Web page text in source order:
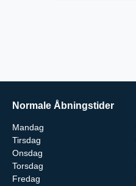
Normale Åbningstider
Mandag
Tirsdag
Onsdag
Torsdag
Fredag